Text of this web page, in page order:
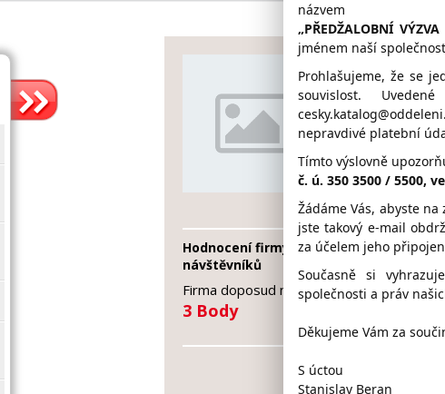
ARKOV S+S
567 223
Hodnocení firmy ARKOV S+S od
návštěvníků
Firma doposud nasbírala:
3 Body
názvem
„PŘEDŽALOBNÍ
jménem naší
Prohlašujeme, že se
souvislost.
nepravdivé platební
Tímto výslovně
č. ú. 350 3500 / 5500,
Žádáme Vás, abyste
jste takový e-mail
za účelem jeho
Současně si
společnosti a práv
Děkujeme Vám za
S úctou
Stanislav Beran